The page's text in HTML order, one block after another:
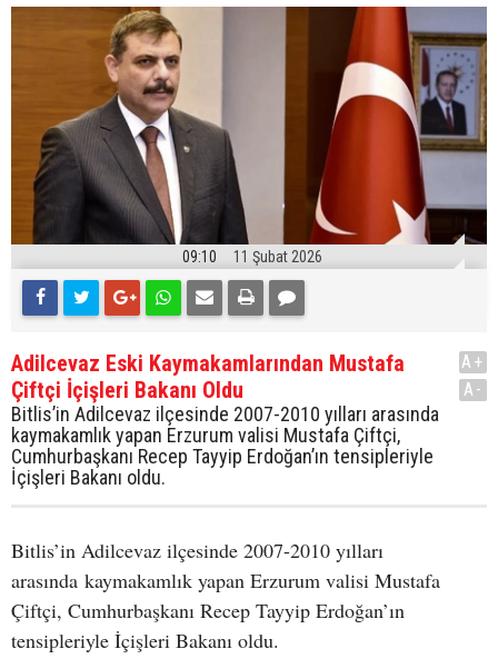
09:10 11 Şubat 2026
Adilcevaz Eski Kaymakamlarından Mustafa
Çiftçi İçişleri Bakanı Oldu
Bitlis’in Adilcevaz ilçesinde 2007-2010 yılları arasında
kaymakamlık yapan Erzurum valisi Mustafa Çiftçi,
Cumhurbaşkanı Recep Tayyip Erdoğan’ın tensipleriyle
İçişleri Bakanı oldu.
A+
A-
Bitlis’in Adilcevaz ilçesinde 2007-2010 yılları
arasında kaymakamlık yapan Erzurum valisi Mustafa
Çiftçi, Cumhurbaşkanı Recep Tayyip Erdoğan’ın
tensipleriyle İçişleri Bakanı oldu.